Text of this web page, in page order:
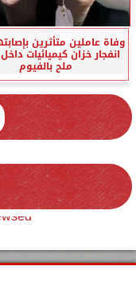
وفاة عاملين متأثرين
انفجار خزان كيميائيات
ملح بالفيوم